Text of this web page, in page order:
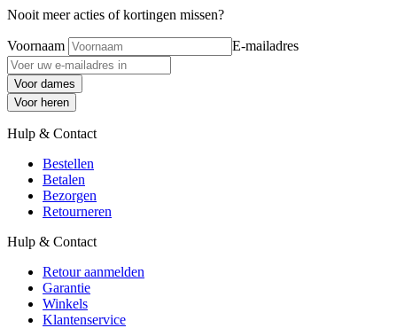
Nooit meer acties of kortingen missen?
Voornaam E-mailadres
Voor dames
Voor heren
Hulp & Contact
Bestellen
Betalen
Bezorgen
Retourneren
Hulp & Contact
Retour aanmelden
Garantie
Winkels
Klantenservice